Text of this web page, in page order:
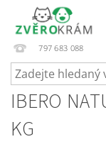
797 683 088
IBERO
KG